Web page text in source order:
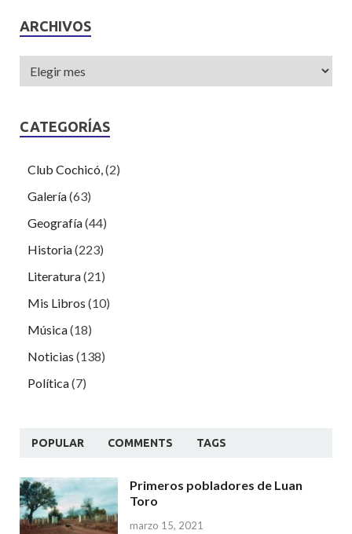
ARCHIVOS
CATEGORÍAS
Club Cochicó, (2)
Galería(63)
Geografía(44)
Historia(223)
Literatura(21)
Mis Libros (10)
Música(18)
Noticias (138)
Política(7)
POPULAR COMMENTS TAGS
Primeros pobladores de Luan
Toro
marzo 15, 2021